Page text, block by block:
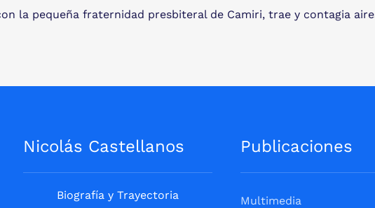
la pequeña fraternidad presbiteral de Camiri, trae y contagia
Nicolás Castellanos
Biografía y Trayectoria
Publicaciones
Multimedia